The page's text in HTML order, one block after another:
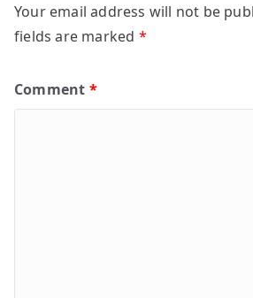
Your email address will not be
fields are marked *
Comment *